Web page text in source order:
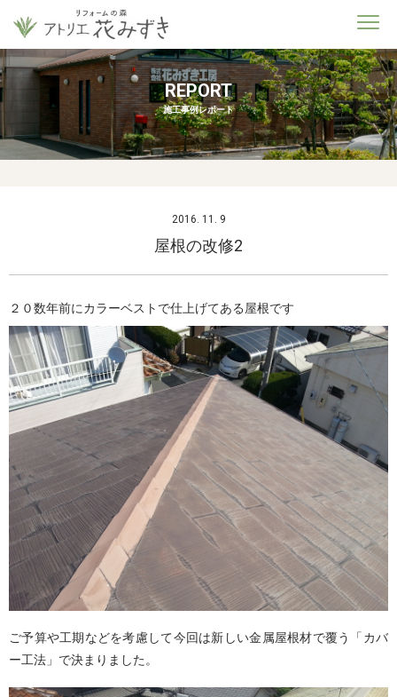
REPORT
施工事例レポート
2016. 11. 9
屋根の改修2
２０数年前にカラーベストで仕上げてある屋根です
ご予算や工期などを考慮して今回は新しい金属屋根材で覆う「カバ
ー工法」で決まりました。